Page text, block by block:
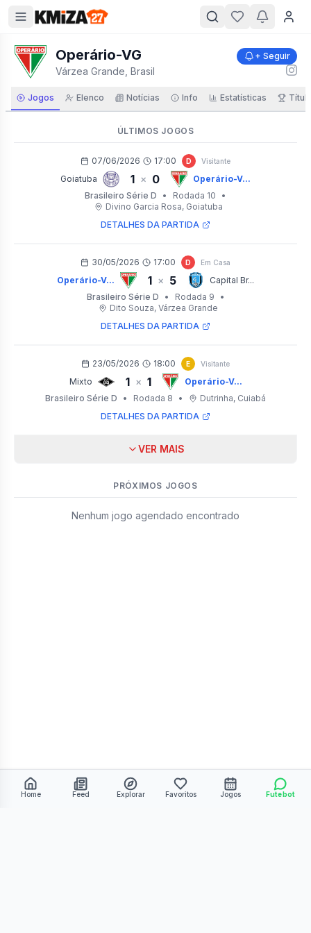
Operário-VG
Várzea Grande, Brasil
+ Seguir
Jogos Elenco Notícias Info Estatísticas
ÚLTIMOS JOGOS
07/06/2026 17:00 D Visitante
Goiatuba 1 × 0
Operário-V...
Brasileiro Série D
• Rodada 10
•
Divino Garcia Rosa, Goiatuba
DETALHES DA PARTIDA
30/05/2026 17:00 D Em Casa
Operário-V... 1 × 5
Capital Br...
Brasileiro Série D
• Rodada 9
•
Dito Souza, Várzea Grande
DETALHES DA PARTIDA
23/05/2026 18:00 E Visitante
Mixto 1 × 1
Operário-V...
Brasileiro Série D
• Rodada 8 • Dutrinha, Cuiabá
DETALHES DA PARTIDA
VER MAIS
PRÓXIMOS JOGOS
Nenhum jogo agendado encontrado
Home Feed Explorar Favoritos Jogos Futebot